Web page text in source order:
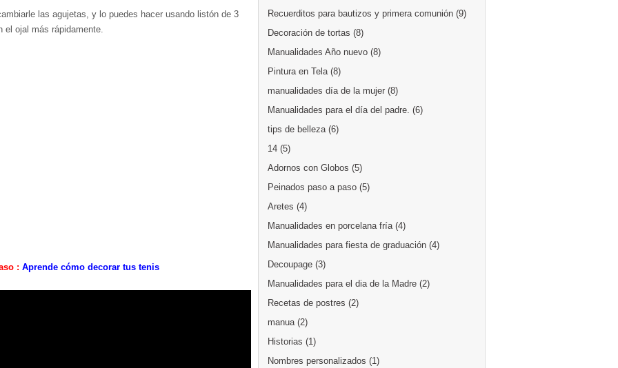
las agujetas, y lo puedes hacer usando listón de 3
el ojal más rápidamente.
: Aprende cómo decorar tus tenis
Recuerditos para bautizos y primera comunión (9)
Decoración de tortas (8)
Manualidades Año nuevo (8)
Pintura en Tela (8)
manualidades día de la mujer (8)
Manualidades para el día del padre. (6)
tips de belleza (6)
14 (5)
Adornos con Globos (5)
Peinados paso a paso (5)
Aretes (4)
Manualidades en porcelana fría (4)
Manualidades para fiesta de graduación (4)
Decoupage (3)
Manualidades para el dia de la Madre (2)
Recetas de postres (2)
manua (2)
Historias (1)
Nombres personalizados (1)